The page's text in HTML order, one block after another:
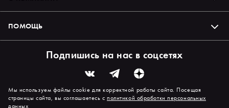
ПОМОЩЬ
Подпишись на нас в соцсетях
Мы используем файлы cookie для корректной работы сайта. Посещая
страницы сайта, вы соглашаетесь сполитикой обработки персональных
данных